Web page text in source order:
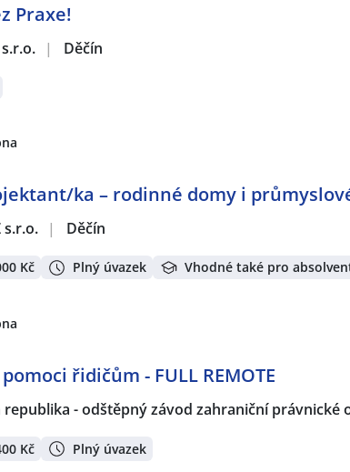
Praxe!
| Děčín
ka – rodinné domy i
s.r.o. | Děčín
Kč Plný úvazek Vhodné také pro
řidičům - FULL REMOTE
republika - odštěpný závod zahraniční právnické
Kč Plný úvazek